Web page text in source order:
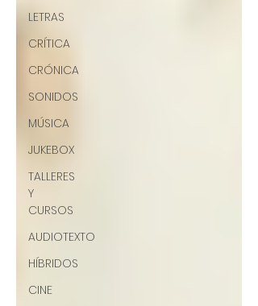
LETRAS
CRÍTICA
CRÓNICA
SONIDOS
MÚSICA
JUKEBOX
TALLERES
Y
CURSOS
AUDIOTEXTO
HÍBRIDOS
CINE